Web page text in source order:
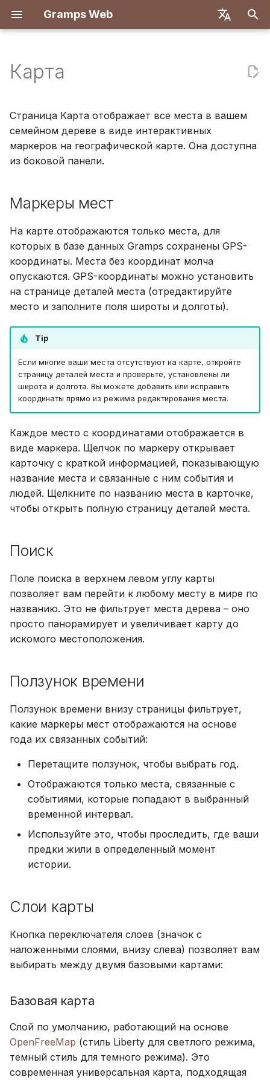
Gramps Web
简体中文
Tiếng Việt
日本語
Dansk
Suomi
Italiano
Українська
и
а
а
ц
и
к
а
Особенности
Начало работы
Попробовать локально
Установка и
развертывание
Docker с Let's Encrypt
DigitalOcean
сервера
Конфигурация сервера
Аутентификация OIDC
Настройка интерфейса
Обновление
Использование
Размещение медиа на
Ограничение
использования CPU и
памяти
Телеметрия
Руководство по
обновлению Gramps
Руководство по
Введение
Создать учетную запись
владельца
Импорт данных
Управление
пользователями
Настройки
администрирования
Синхронизация с Gramps
Регистрация
Первый вход
Маркеры мест
Поиск
Ползунок времени
Базовая карта
Историческая карта
Пользовательские
наложения карты
Геореференсирование
Просмотр наложений
на странице Карты
Добавление
Отметка людей на фото
Использование блога
Метки
Редактировать в дереве
Обзор
Совпадения ДНК
Браузер хромосом
Отчёты
Закладки
История
Фильтры GQL
ИИ-ассистент
Внешний поиск
Настройки пользователя
Сочетания клавиш
Уведомления
Обзор
Бэкенд Настройка разработки
Спецификация API
Фронтенд
Настройка разработки
Архитектура
Карта
Страница Карта отображает все места в вашем
семейном дереве в виде интерактивных
маркеров на географической карте. Она доступна
из боковой панели.
Маркеры мест
На карте отображаются только места, для
которых в базе данных Gramps сохранены GPS-
координаты. Места без координат молча
опускаются. GPS-координаты можно установить
на странице деталей места (отредактируйте
место и заполните поля широты и долготы).
Tip
Если многие ваши места отсутствуют на карте, откройте
страницу деталей места и проверьте, установлены ли
широта и долгота. Вы можете добавить или исправить
координаты прямо из режима редактирования места.
Каждое место с координатами отображается в
виде маркера. Щелчок по маркеру открывает
карточку с краткой информацией, показывающую
название места и связанные с ним события и
людей. Щелкните по названию места в карточке,
чтобы открыть полную страницу деталей места.
Поиск
Поле поиска в верхнем левом углу карты
позволяет вам перейти к любому месту в мире по
названию. Это не фильтрует места дерева – оно
просто панорамирует и увеличивает карту до
искомого местоположения.
Ползунок времени
Ползунок времени внизу страницы фильтрует,
какие маркеры мест отображаются на основе
года их связанных событий:
Перетащите ползунок, чтобы выбрать год.
Отображаются только места, связанные с
событиями, которые попадают в выбранный
временной интервал.
Используйте это, чтобы проследить, где ваши
предки жили в определенный момент
истории.
Слои карты
Кнопка переключателя слоев (значок с
наложенными слоями, внизу слева) позволяет вам
выбирать между двумя базовыми картами:
Базовая карта
Слой по умолчанию, работающий на основе
OpenFreeMap (стиль Liberty для светлого режима,
темный стиль для темного режима). Это
современная универсальная карта, подходящая